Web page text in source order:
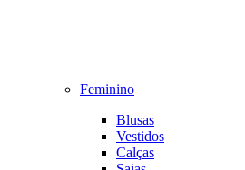
Feminino
Blusas
Vestidos
Calças